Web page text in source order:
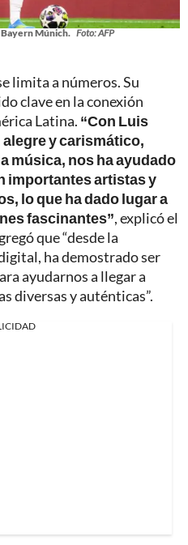
Bayern Múnich. Foto: AFP
limita a números. Su
clave en la conexión
Latina. “Con Luis
y carismático,
música, nos ha ayudado
importantes artistas y
lo que ha dado lugar a
fascinantes”, explicó el
que “desde la
ha demostrado ser
ayudarnos a llegar a
diversas y auténticas”.